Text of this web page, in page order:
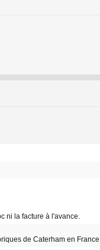
ni la facture à l'avance.
de Caterham en